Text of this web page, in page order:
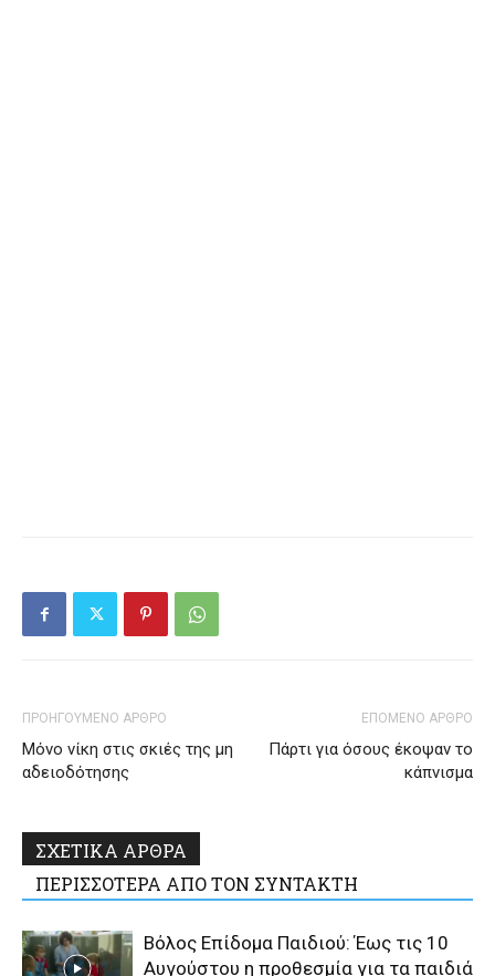
ΠΡΟΗΓΟΥΜΕΝΟ ΑΡΘΡΟ
Μόνο νίκη στις σκιές της μη
αδειοδότησης
ΕΠΟΜΕΝΟ ΑΡΘΡΟ
Πάρτι για όσους έκοψαν το
κάπνισμα
ΣΧΕΤΙΚΑ ΑΡΘΡΑ
ΠΕΡΙΣΣΟΤΕΡΑ ΑΠΟ ΤΟΝ ΣΥΝΤΑΚΤΗ
Βόλος Επίδομα Παιδιού: Έως τις 10
Αυγούστου η προθεσμία για τα παιδιά